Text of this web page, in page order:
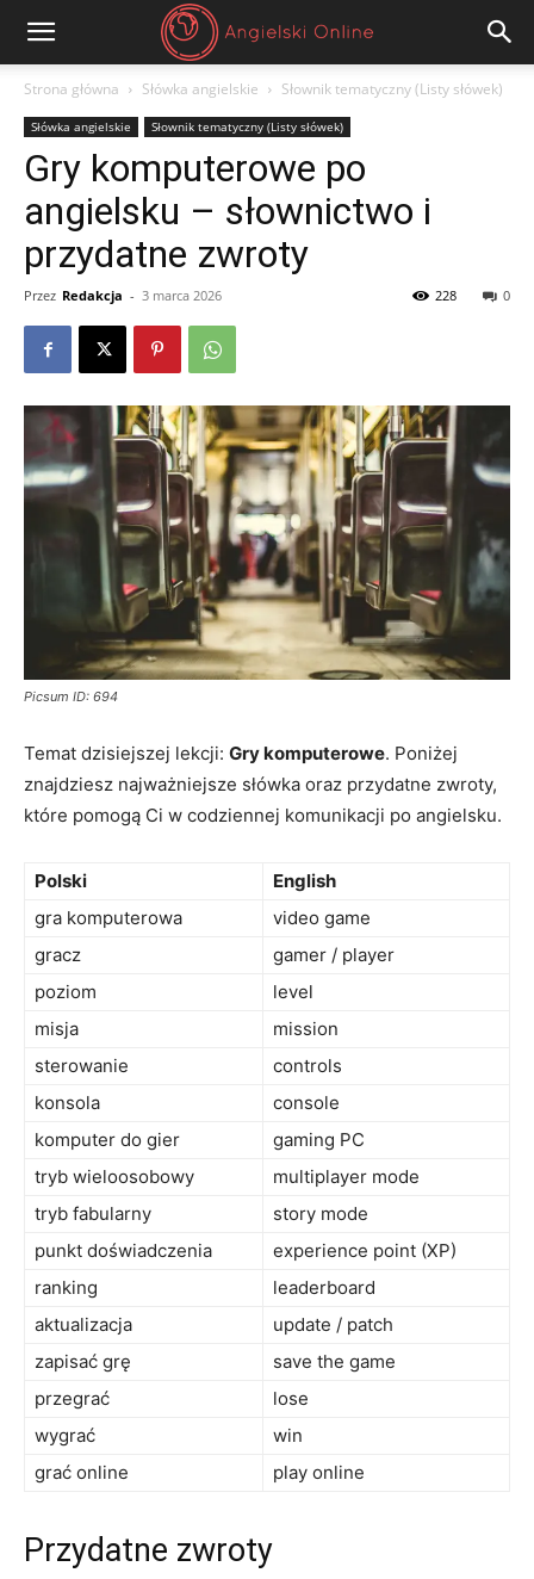
Angielski
Online
Strona główna Słówka angielskie Słownik tematyczny (Listy słówek)
Słówka angielskie Słownik tematyczny (Listy słówek)
Gry komputerowe po
angielsku – słownictwo i
przydatne zwroty
Przez Redakcja - 3 marca 2026 0
228
Picsum ID: 694
Temat dzisiejszej lekcji: Gry komputerowe. Poniżej
znajdziesz najważniejsze słówka oraz przydatne zwroty,
które pomogą Ci w codziennej komunikacji po angielsku.
Polski
English
gra komputerowa
video game
gracz
gamer / player
poziom
level
misja
mission
sterowanie
controls
konsola
console
komputer do gier
gaming PC
tryb wieloosobowy
multiplayer mode
tryb fabularny
story mode
punkt doświadczenia
experience point (XP)
ranking
leaderboard
aktualizacja
update / patch
zapisać grę
save the game
przegrać
lose
wygrać
win
grać online
play online
Przydatne zwroty